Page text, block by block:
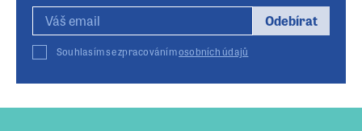
Odebírat
Souhlasím se zpracovánímosobních údajů